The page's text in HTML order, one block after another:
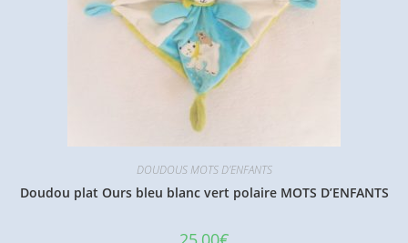
DOUDOUS MOTS D'ENFANTS
Doudou plat Ours bleu blanc vert polaire MOTS D’ENFANTS